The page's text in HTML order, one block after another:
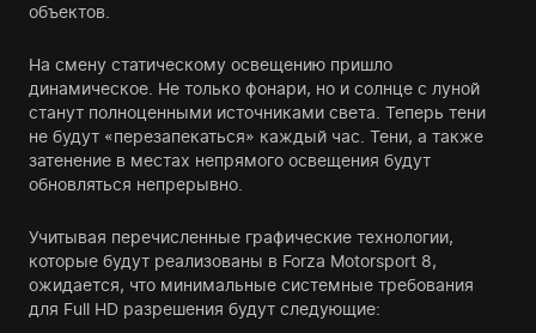
объектов.
На смену статическому освещению пришло
динамическое. Не только фонари, но и солнце с луной
станут полноценными источниками света. Теперь тени
не будут «перезапекаться» каждый час. Тени, а также
затенение в местах непрямого освещения будут
обновляться непрерывно.
Учитывая перечисленные графические технологии,
которые будут реализованы в Forza Motorsport 8,
ожидается, что минимальные системные требования
для Full HD разрешения будут следующие: